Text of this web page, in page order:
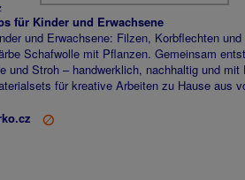
für Kinder und Erwachsene
und Erwachsene: Filzen, Korbflechten
Schafwolle mit Pflanzen. Gemeinsam
und Stroh – handwerklich, nachhaltig und
für kreative Arbeiten zu Hause aus